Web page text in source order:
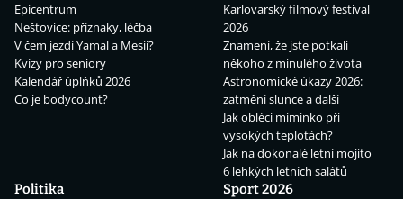
Epicentrum
Neštovice: příznaky, léčba
V čem jezdí Yamal a Mesii?
Kvízy pro seniory
Kalendář úplňků 2026
Co je bodycount?
Karlovarský filmový festival
2026
Znamení, že jste potkali
někoho z minulého života
Astronomické úkazy 2026:
zatmění slunce a další
Jak obléci miminko při
vysokých teplotách?
Jak na dokonalé letní mojito
6 lehkých letních salátů
Politika
Sport 2026